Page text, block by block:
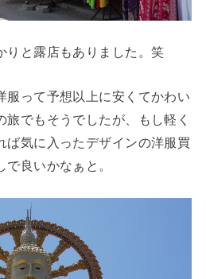
りと露店もありました。笑
服って予想以上に安くてかわい
旅でもそうでしたが、もし軽く
ば気に入ったデザインの洋服買
良いかなぁと。